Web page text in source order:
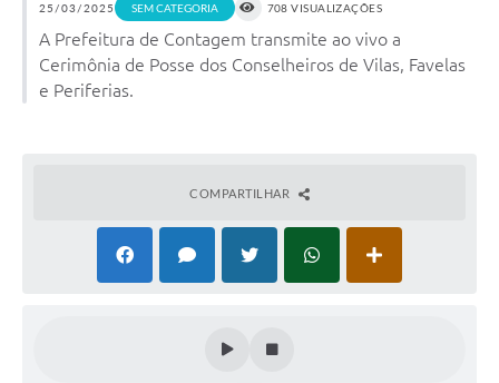
25/03/2025 SEM CATEGORIA 708 VISUALIZAÇÕES
A Prefeitura de Contagem transmite ao vivo a
Cerimônia de Posse dos Conselheiros de Vilas, Favelas
e Periferias.
COMPARTILHAR